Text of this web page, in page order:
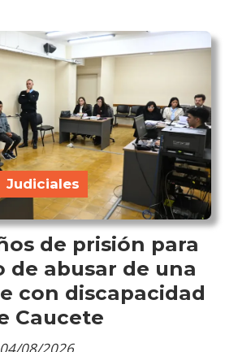
de prisión para
de abusar de una
con discapacidad
Caucete
Judiciales